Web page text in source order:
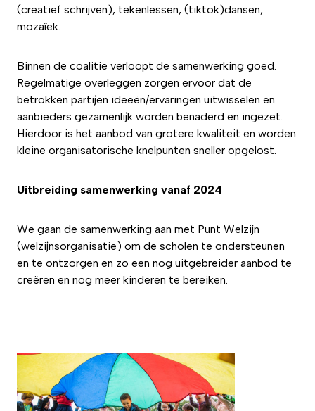
(creatief schrijven), tekenlessen, (tiktok)dansen,
mozaïek.
Binnen de coalitie verloopt de samenwerking goed.
Regelmatige overleggen zorgen ervoor dat de
betrokken partijen ideeën/ervaringen uitwisselen en
aanbieders gezamenlijk worden benaderd en ingezet.
Hierdoor is het aanbod van grotere kwaliteit en worden
kleine organisatorische knelpunten sneller opgelost.
Uitbreiding samenwerking vanaf 2024
We gaan de samenwerking aan met Punt Welzijn
(welzijnsorganisatie) om de scholen te ondersteunen
en te ontzorgen en zo een nog uitgebreider aanbod te
creëren en nog meer kinderen te bereiken.